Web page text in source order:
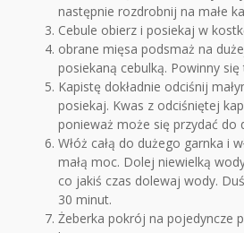
następnie rozdrobnij na małe
Cebule obierz i posiekaj w
obrane mięsa podsmaż na
posiekaną cebulką. Powinny
Kapistę dokładnie odciśnij
posiekaj. Kwas z odciśniętej
ponieważ może się przydać do
Włóż całą do dużego garnka i
małą moc. Dolej niewielką
co jakiś czas dolewaj wody.
30 minut.
Żeberka pokrój na pojedyncze